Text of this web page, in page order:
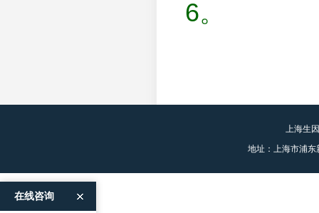
6。
上海生
地址：上海市浦
在线咨询